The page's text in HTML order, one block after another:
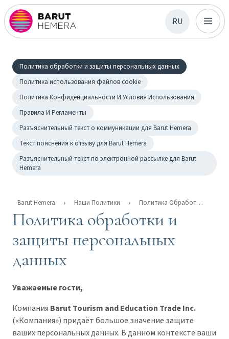
RU
Политика обработки и защиты персональных данных
Политика использования файлов cookie
Политика Конфиденциальности И Условия Использования
Правила И Регламенты
Разъяснительный текст о коммуникации для Barut Hemera
Текст пояснения к отзыву для Barut Hemera
Разъяснительный текст по электронной рассылке для Barut
Hemera
Barut Hemera Наши Политики Политика Обработки И Защиты Персональных Данных
Политика обработки и
защиты персональных
данных
Уважаемые гости,
Компания Barut Tourism and Education Trade Inc.
(«Компания») придаёт большое значение защите
ваших персональных данных. В данном контексте ваши